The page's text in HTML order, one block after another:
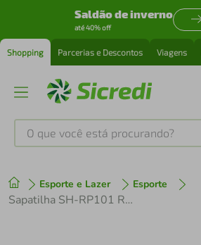
Saldão de inverno
até 40% off
Shopping Parcerias e Descontos Viagens
O que você está procurando?
Esporte e Lazer Esporte
Sapatilha SH-RP101 Road com Fecho em Y RP1 Preto SPD e SPD-SL
1º tenis